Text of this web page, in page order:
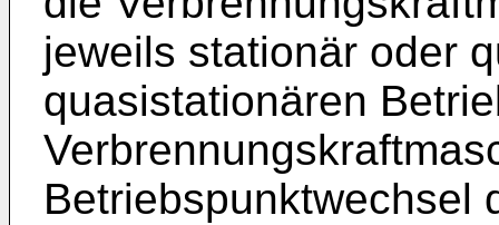
jeweils stationär oder
quasistationären
Betriebspunktwechsel